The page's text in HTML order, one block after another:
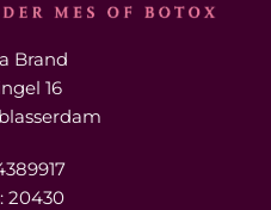
Brand
16
20430